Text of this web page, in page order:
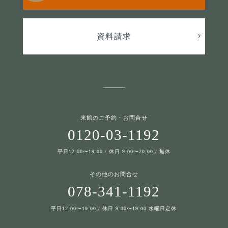
資料請求
来館のご予約・お問合せ
0120-03-1192
平日12:00〜19:00 / 休日 9:00〜20:00 / 無休
その他のお問合せ
078-341-1192
平日12:00〜19:00 / 休日 9:00〜19:00 水曜日定休